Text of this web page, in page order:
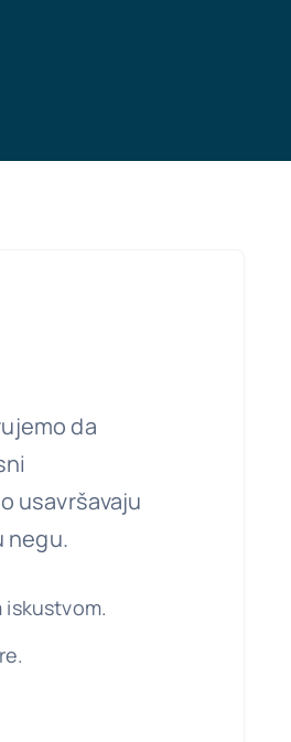
da
usavršavaju
negu.